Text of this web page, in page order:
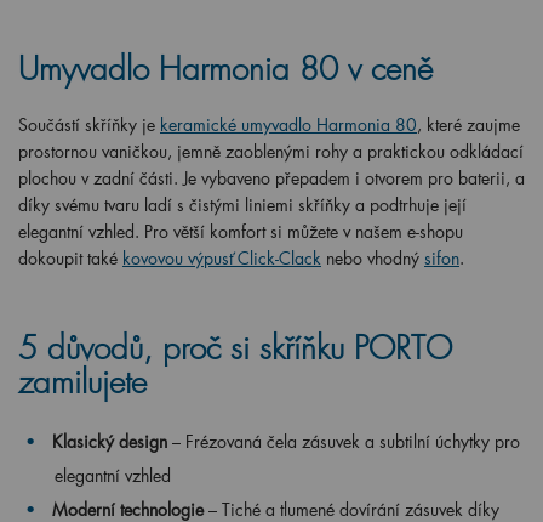
Umyvadlo Harmonia 80 v ceně
Součástí skříňky je keramické umyvadlo Harmonia 80, které zaujme
prostornou vaničkou, jemně zaoblenými rohy a praktickou odkládací
plochou v zadní části. Je vybaveno přepadem i otvorem pro baterii, a
díky svému tvaru ladí s čistými liniemi skříňky a podtrhuje její
elegantní vzhled. Pro větší komfort si můžete v našem e-shopu
dokoupit také kovovou výpusť Click-Clack nebo vhodný sifon.
5 důvodů, proč si skříňku PORTO
zamilujete
Klasický design – Frézovaná čela zásuvek a subtilní úchytky pro
elegantní vzhled
Moderní technologie – Tiché a tlumené dovírání zásuvek díky